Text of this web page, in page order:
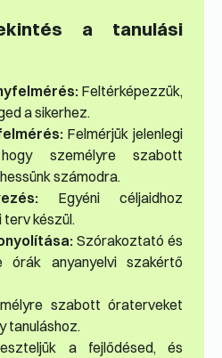
a tanulási
Feltérképezzük,
a sikerhez.
Felmérjük jelenlegi
személyre szabott
számodra.
Egyéni céljaidhoz
készül.
Szórakoztató és
órák anyanyelvi szakértő
szabott óraterveket
tanuláshoz.
a fejlődésed, és